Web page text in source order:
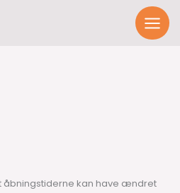
åbningstiderne kan have ændret